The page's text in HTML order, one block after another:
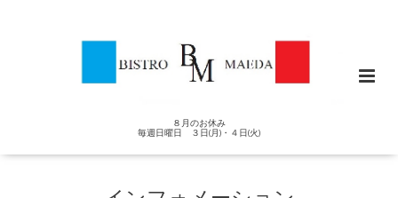
８月のお休み
毎週日曜日 ３日(月)・４日(火)